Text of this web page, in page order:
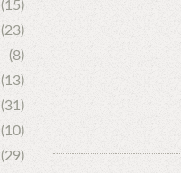
(15)
(23)
(8)
(13)
(31)
(10)
(29)